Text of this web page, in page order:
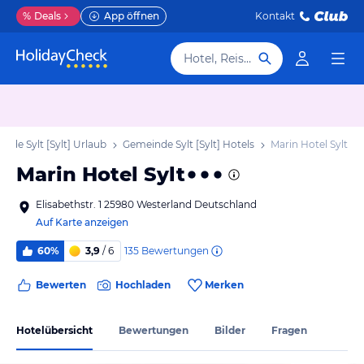
% Deals App öffnen Kontakt
Hotel, Reiseziel
Sylt [Sylt] Urlaub Gemeinde Sylt [Sylt] Hotels Marin Hotel Sylt
Marin Hotel Sylt
Elisabethstr. 1 25980 Westerland Deutschland
Auf Karte anzeigen
60% 3,9 / 6 135 Bewertungen
Bewerten Hochladen Merken
Hotelübersicht Bewertungen Bilder Fragen